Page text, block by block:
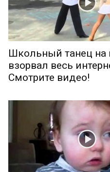
Школьный танец на
взорвал весь
Смотрите видео!